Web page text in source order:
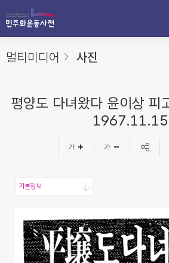
메
뉴
바
로
용
바
로
가
단
바
로
가멀티미디어 사진
평양도 다녀왔다 윤이상 피
기본정보